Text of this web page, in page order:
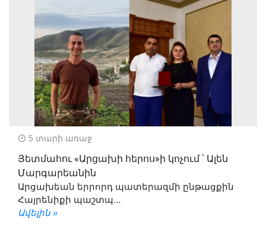
5 տարի առաջ
Յետմահու «Արցախի հերոս»ի կոչում ՝ Ալեն
Մարգարեանին
Արցախեան երրորդ պատերազմի ընթացքին
Հայրենիքի պաշտպ...
Ավելին »